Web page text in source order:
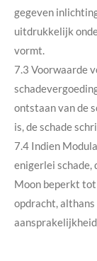
gegeven
uitdrukkelijk
vormt.
7.3 Voorwaarde
ontstaan van de
is, de schade
7.4 Indien
enigerlei schade,
Moon beperkt
opdracht,